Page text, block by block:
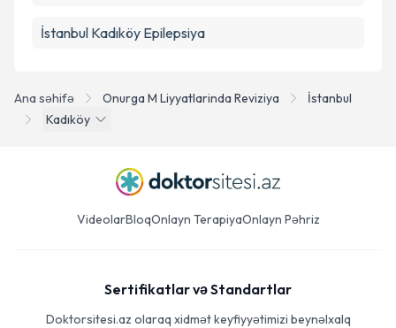
Ana səhifə Onurga M Liyyatlarinda Reviziya
İstanbul
Kadıköy
İstanbul Kadıköy Epilepsiya
VideolarBloqOnlayn TerapiyaOnlayn Pəhriz
Sertifikatlar və Standartlar
Doktorsitesi.az olaraq xidmət keyfiyyətimizi beynəlxalq